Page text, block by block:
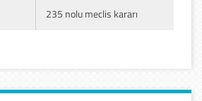
235 nolu meclis kararı